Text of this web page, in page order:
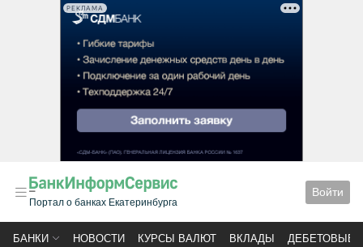
РЕКЛАМА
Портал о банках Екатеринбурга
Войти
БАНКИ НОВОСТИ КУРСЫ ВАЛЮТ ВКЛАДЫ ДЕБЕТОВЫЕ